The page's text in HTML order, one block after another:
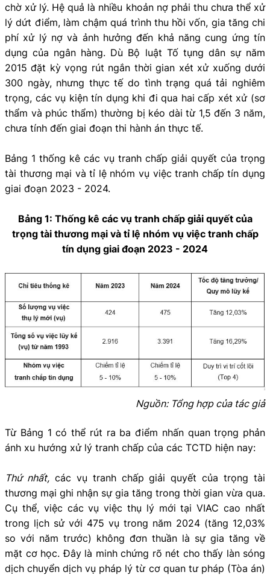
chờ xử lý. Hệ quả là nhiều khoản nợ phải thu chưa thể xử
lý dứt điểm, làm chậm quá trình thu hồi vốn, gia tăng chi
phí xử lý nợ và ảnh hưởng đến khả năng cung ứng tín
dụng của ngân hàng. Dù Bộ luật Tố tụng dân sự năm
2015 đặt kỳ vọng rút ngắn thời gian xét xử xuống dưới
300 ngày, nhưng thực tế do tình trạng quá tải nghiêm
trọng, các vụ kiện tín dụng khi đi qua hai cấp xét xử (sơ
thẩm và phúc thẩm) thường bị kéo dài từ 1,5 đến 3 năm,
chưa tính đến giai đoạn thi hành án thực tế.
Bảng 1 thống kê các vụ tranh chấp giải quyết của trọng
tài thương mại và tỉ lệ nhóm vụ việc tranh chấp tín dụng
giai đoạn 2023 - 2024.
Bảng 1: Thống kê các vụ tranh chấp giải quyết của
trọng tài thương mại và tỉ lệ nhóm vụ việc tranh chấp
tín dụng giai đoạn 2023 - 2024
Nguồn: Tổng hợp của tác giả
Từ Bảng 1 có thể rút ra ba điểm nhấn quan trọng phản
ánh xu hướng xử lý tranh chấp của các TCTD hiện nay:
Thứ nhất,các vụ tranh chấp giải quyết của trọng tài
thương mại ghi nhận sự gia tăng trong thời gian vừa qua.
Cụ thể, việc các vụ việc thụ lý mới tại VIAC cao nhất
trong lịch sử với 475 vụ trong năm 2024 (tăng 12,03%
so với năm trước) không đơn thuần là sự gia tăng về
mặt cơ học. Đây là minh chứng rõ nét cho thấy làn sóng
dịch chuyển dịch vụ pháp lý từ cơ quan tư pháp (Tòa án)